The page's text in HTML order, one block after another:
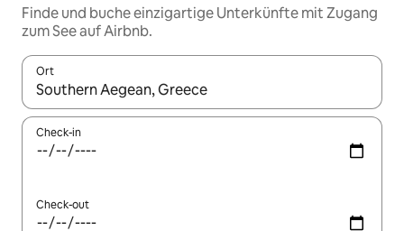
Finde und buche einzigartige Unterkünfte mit Zugang
zum See auf Airbnb.
Ort
Wenn Ergebnisse verfügbar sind, navigiere mit den
Check-in
Check-out